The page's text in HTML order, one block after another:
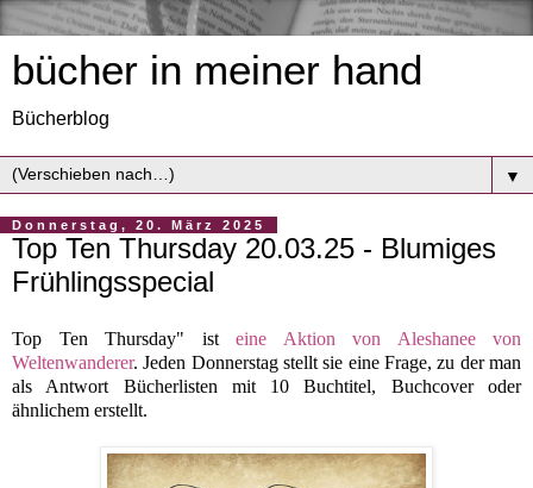
bücher in meiner hand
Bücherblog
▼
Donnerstag, 20. März 2025
Top Ten Thursday 20.03.25 - Blumiges
Frühlingsspecial
Top Ten Thursday" ist eine Aktion von Aleshanee von
Weltenwanderer. Jeden Donnerstag stellt sie eine Frage, zu der man
als Antwort Bücherlisten mit 10 Buchtitel, Buchcover oder
ähnlichem erstellt.